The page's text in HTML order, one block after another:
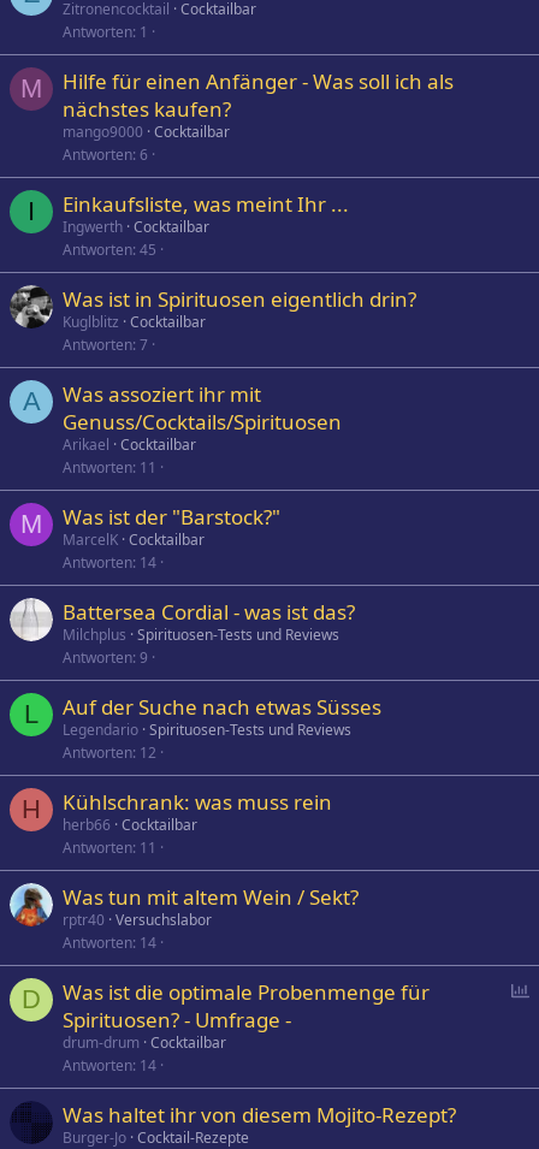
Zitronencocktail Cocktailbar
Antworten 1
M
Hilfe für einen Anfänger - Was soll ich als
nächstes kaufen?
mango9000 Cocktailbar
Antworten 6
I Einkaufsliste, was meint Ihr ...
Ingwerth Cocktailbar
Antworten 45
Was ist in Spirituosen eigentlich drin?
Kuglblitz Cocktailbar
Antworten 7
A
Was assoziert ihr mit
Genuss/Cocktails/Spirituosen
Arikael Cocktailbar
Antworten 11
M Was ist der "Barstock?"
MarcelK Cocktailbar
Antworten 14
Battersea Cordial - was ist das?
Milchplus Spirituosen-Tests und Reviews
Antworten 9
L Auf der Suche nach etwas Süsses
Legendario Spirituosen-Tests und Reviews
Antworten 12
H Kühlschrank: was muss rein
herb66 Cocktailbar
Antworten 11
Was tun mit altem Wein / Sekt?
rptr40 Versuchslabor
Antworten 14
D
Was ist die optimale Probenmenge für
Spirituosen? - Umfrage -
drum-drum Cocktailbar
Antworten 14
Was haltet ihr von diesem Mojito-Rezept?
Burger-Jo Cocktail-Rezepte